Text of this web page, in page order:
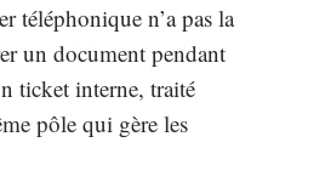
téléphonique n’a pas la
un document pendant
ticket interne, traité
pôle qui gère les